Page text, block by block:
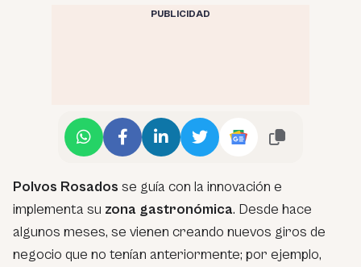
PUBLICIDAD
Polvos Rosados se guía con la innovación e
implementa su zona gastronómica. Desde hace
algunos meses, se vienen creando nuevos giros de
negocio que no tenían anteriormente; por ejemplo,